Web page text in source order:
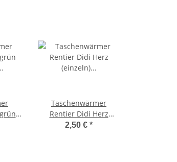
Taschenwärmer
Rentier Didi Herz
(einzeln)
2,50 € *